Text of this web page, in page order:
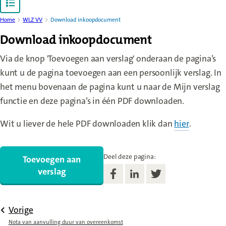
Home WLZ VV Download inkoopdocument
Download inkoopdocument
Via de knop 'Toevoegen aan verslag' onderaan de pagina’s
kunt u de pagina toevoegen aan een persoonlijk verslag. In
het menu bovenaan de pagina kunt u naar de Mijn verslag
functie en deze pagina’s in één PDF downloaden.
Wit u liever de hele PDF downloaden klik dan hier(new
.
Toevoegen aan
verslag
Deel deze pagina:
Vorige
Nota van aanvulling duur van overeenkomst
Open content navigation